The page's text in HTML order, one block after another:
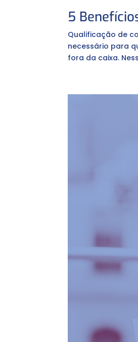
5
Qualificação de
necessário para
fora da caixa.